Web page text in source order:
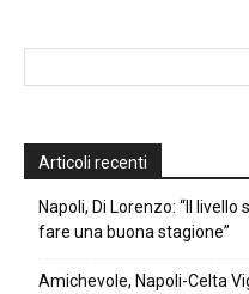
Articoli recenti
Napoli, Di Lorenzo: “Il
fare una buona stagione”
Amichevole, Napoli-Celta